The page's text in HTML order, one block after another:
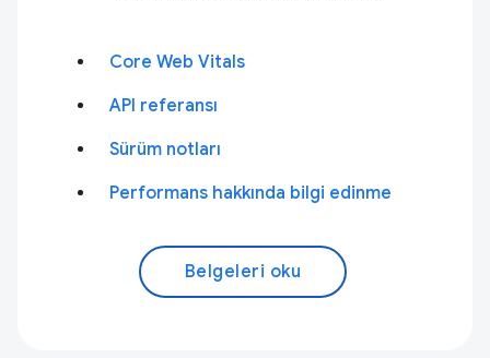
Core Web Vitals
API referansı
Sürüm notları
Performans hakkında bilgi edinme
Belgeleri oku